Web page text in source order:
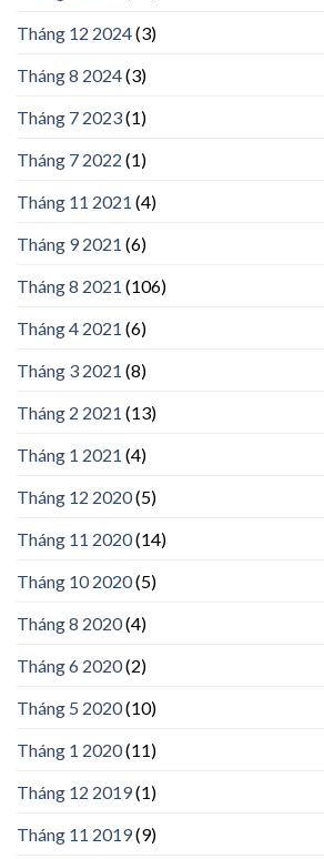
Tháng 12 2024(3)
Tháng 8 2024(3)
Tháng 7 2023(1)
Tháng 7 2022 (1)
Tháng 11 2021 (4)
Tháng 9 2021 (6)
Tháng 8 2021 (106)
Tháng 4 2021 (6)
Tháng 3 2021 (8)
Tháng 2 2021 (13)
Tháng 1 2021 (4)
Tháng 12 2020(5)
Tháng 11 2020(14)
Tháng 10 2020(5)
Tháng 8 2020(4)
Tháng 6 2020(2)
Tháng 5 2020(10)
Tháng 1 2020(11)
Tháng 12 2019(1)
Tháng 11 2019(9)